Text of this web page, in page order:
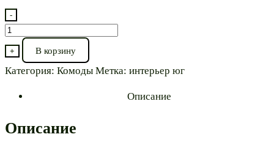
-
Количество
товара
Комод⭐"Венеция
КМ-01
+ В корзину
Категория: Комоды Метка: интерьер юг
Описание
Описание